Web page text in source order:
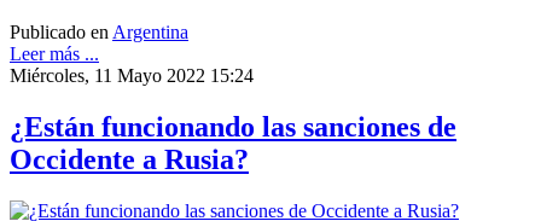
Publicado enArgentina
Leer más ...
Miércoles, 11 Mayo 2022 15:24
¿Están funcionando las sanciones de
Occidente a Rusia?